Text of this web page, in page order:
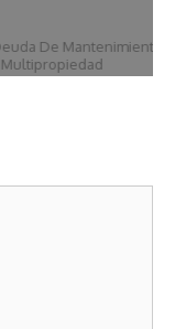
Mantenimiento,Hawái,